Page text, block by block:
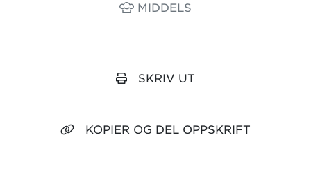
MIDDELS
SKRIV UT
KOPIER OG DEL OPPSKRIFT